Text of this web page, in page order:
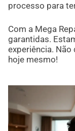
processo para
Com a Mega
garantidas.
experiência. Não
hoje mesmo!